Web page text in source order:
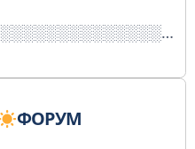
ФОРУМ